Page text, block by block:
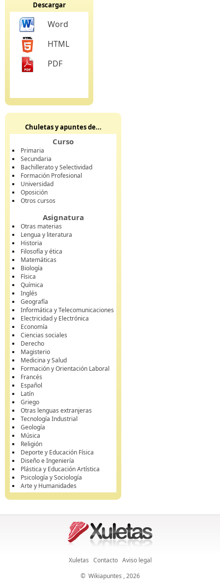
Descargar
Word
HTML
PDF
Chuletas y apuntes de...
Curso
Primaria
Secundaria
Bachillerato y Selectividad
Formación Profesional
Universidad
Oposición
Otros cursos
Asignatura
Otras materias
Lengua y literatura
Historia
Filosofía y ética
Matemáticas
Biología
Física
Química
Inglés
Geografía
Informática y Telecomunicaciones
Electricidad y Electrónica
Economía
Ciencias sociales
Derecho
Magisterio
Medicina y Salud
Formación y Orientación Laboral
Francés
Español
Latín
Griego
Otras lenguas extranjeras
Tecnología Industrial
Geología
Música
Religión
Deporte y Educación Física
Diseño e Ingeniería
Plástica y Educación Artística
Psicología y Sociología
Arte y Humanidades
Xuletas Contacto Aviso legal
© Wikiapuntes , 2026